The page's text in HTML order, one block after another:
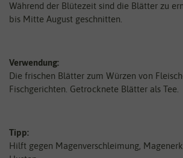
Während der Blütezeit sind die Blätter zu
bis Mitte August geschnitten.
Verwendung:
Die frischen Blätter zum Würzen von
Fischgerichten. Getrocknete Blätter als Tee.
Tipp:
Hilft gegen Magenverschleimung,